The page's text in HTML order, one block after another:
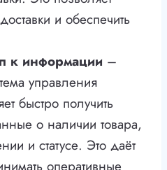
и обеспечить
к информации –
управления
быстро получить
о наличии товара,
и статусе. Это даёт